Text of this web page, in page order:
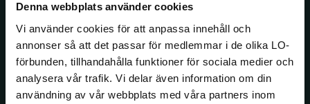
Denna webbplats använder cookies
Vi använder cookies för att anpassa innehåll och
annonser så att det passar för medlemmar i de olika LO-
förbunden, tillhandahålla funktioner för sociala medier och
analysera vår trafik. Vi delar även information om din
användning av vår webbplats med våra partners inom